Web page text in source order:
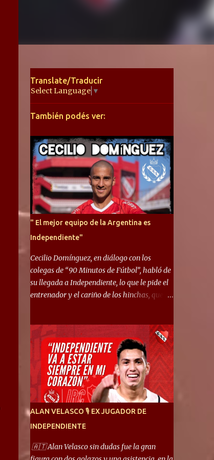
Translate/Traducir
Select Language ▼
También podés ver:
" El mejor equipo de la Argentina es
Independiente"
Cecilio Domínguez, en diálogo con los
colegas de “90 Minutos de Fútbol”, habló de
su llegada a Independiente, lo que le pide el
entrenador y el cariño de los hinchas, que se
ayuda a que me adapte rápidamente, soy un
hombre alegre y abierto. Creo que lo estoy
haciendo muy bien. Cuando llegué, llegué a
un Independiente que juega muy dinámico y
me gusta mucho. Me favorece por la forma
de jugar mía y eso también ayudó a que me
adapte”. “Me siento mejor por izquierda,
pero me gusta mucho jugar de 9, y juego sin
problemas por derecha también. Jugar de 9
y de extremo por izquierda es diferente. A mi
me gusta jugar por fuera, porque tengo mas
ALAN VELASCO 🎙 EX JUGADOR DE
INDEPENDIENTE
🇦🇹 Alan Velasco sin dudas fue la gran